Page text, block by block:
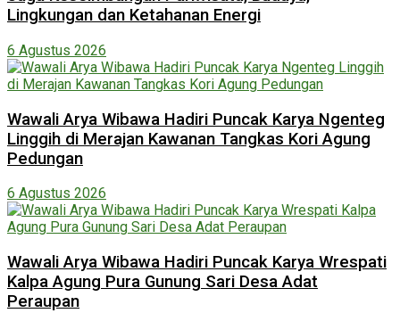
Lingkungan dan Ketahanan Energi
6 Agustus 2026
Wawali Arya Wibawa Hadiri Puncak Karya Ngenteg
Linggih di Merajan Kawanan Tangkas Kori Agung
Pedungan
6 Agustus 2026
Wawali Arya Wibawa Hadiri Puncak Karya Wrespati
Kalpa Agung Pura Gunung Sari Desa Adat
Peraupan